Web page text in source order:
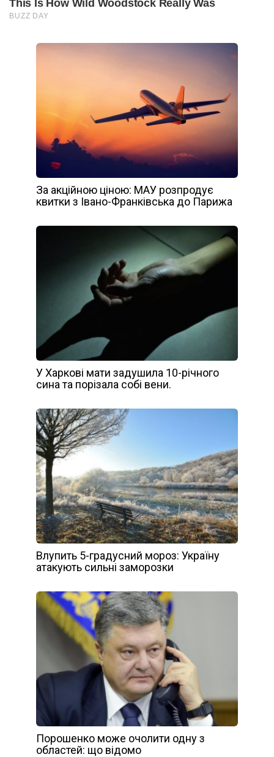
За акційною ціною: МАУ розпродує
квитки з Івано-Франківська до Парижа
У Харкові мати задушила 10-річного
сина та порізала собі вени.
Влупить 5-градусний мороз: Україну
атакують сильні заморозки
Порошенко може очолити одну з
областей: що відомо